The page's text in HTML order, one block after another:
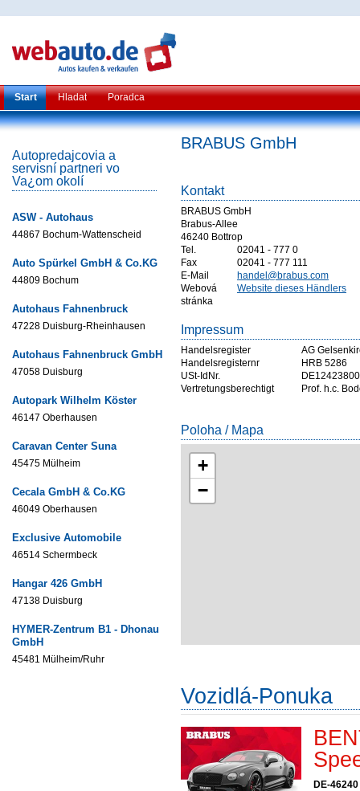
Start Hladat Poradca
Autopredajcovia a
servisní partneri vo
Va¿om okolí
ASW - Autohaus
44867 Bochum-Wattenscheid
Auto Spürkel GmbH & Co.KG
44809 Bochum
Autohaus Fahnenbruck
47228 Duisburg-Rheinhausen
Autohaus Fahnenbruck GmbH
47058 Duisburg
Autopark Wilhelm Köster
46147 Oberhausen
Caravan Center Suna
45475 Mülheim
Cecala GmbH & Co.KG
46049 Oberhausen
Exclusive Automobile
46514 Schermbeck
Hangar 426 GmbH
47138 Duisburg
HYMER-Zentrum B1 - Dhonau
GmbH
45481 Mülheim/Ruhr
BRABUS GmbH
Kontakt
BRABUS GmbH
Brabus-Allee
46240 Bottrop
Tel.
02041 - 777 0
Fax
02041 - 777 111
E-Mail
handel@brabus.com
Webová
stránka
Website dieses Händlers
Impressum
Handelsregister
AG
Handelsregisternr
HRB 5286
USt-IdNr.
Vertretungsberechtigt
Prof. h.c.
Poloha / Mapa
+
−
Vozidlá-Ponuka
DE-